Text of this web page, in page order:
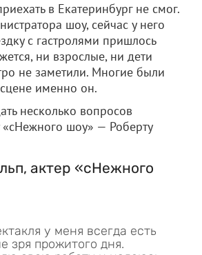
в Екатеринбург не смог.
шоу, сейчас у него
с гастролями пришлось
ни взрослые, ни дети
не заметили. Многие были
именно он.
несколько вопросов
«сНежного шоу» — Роберту
актер «сНежного
у меня всегда есть
зря прожитого дня.